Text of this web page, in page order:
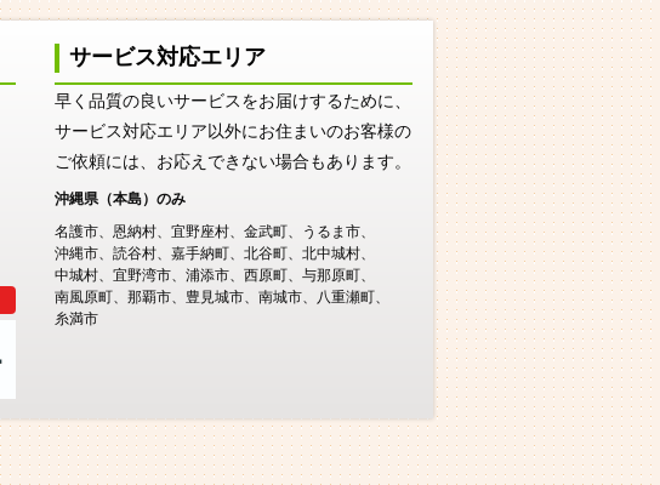
サービス対応エリア
早く品質の良いサービスをお届けするために、
サービス対応エリア以外にお住まいのお客様の
ご依頼には、お応えできない場合もあります。
沖縄県（本島）のみ
名護市
恩納村 宜野座村 金武町
うるま市
沖縄市
読谷村 嘉手納町 北谷町
北中城村
中城村
宜野湾市 浦添市 西原町
与那原町
南風原町
那覇市 豊見城市 南城市
八重瀬町
糸満市